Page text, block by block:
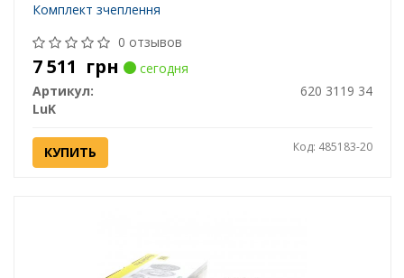
Комплект зчеплення
0 отзывов
7 511 грн
сегодня
Артикул:
620 3119 34
LuK
КУПИТЬ Код: 485183-20